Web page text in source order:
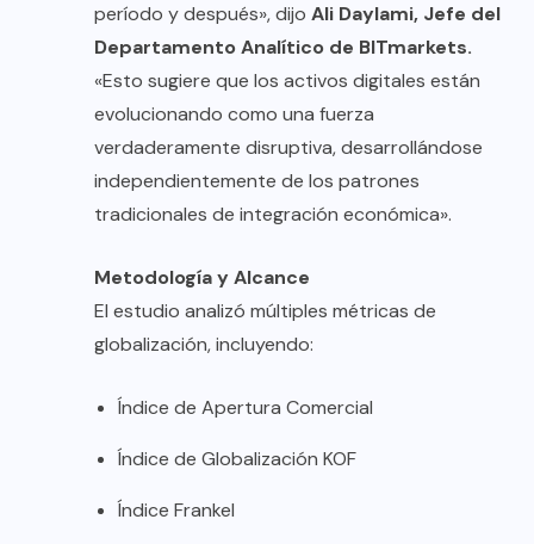
período y después», dijo Ali Daylami, Jefe del
Departamento Analítico de BITmarkets.
«Esto sugiere que los activos digitales están
evolucionando como una fuerza
verdaderamente disruptiva, desarrollándose
independientemente de los patrones
tradicionales de integración económica».
Metodología y Alcance
El estudio analizó múltiples métricas de
globalización, incluyendo:
Índice de Apertura Comercial
Índice de Globalización KOF
Índice Frankel